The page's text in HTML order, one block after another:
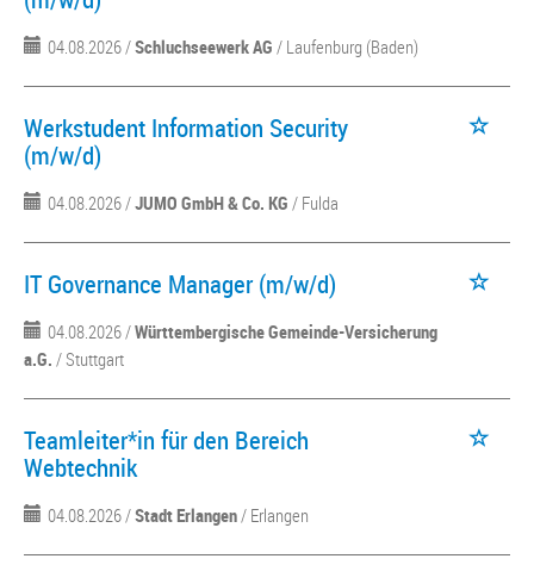
04.08.2026 /Schluchseewerk AG / Laufenburg (Baden)
Werkstudent Information Security
(m/w/d)
04.08.2026 /JUMO GmbH & Co. KG / Fulda
IT Governance Manager (m/w/d)
04.08.2026 /Württembergische Gemeinde-Versicherung
a.G. / Stuttgart
Teamleiter*in für den Bereich
Webtechnik
04.08.2026 /Stadt Erlangen/ Erlangen